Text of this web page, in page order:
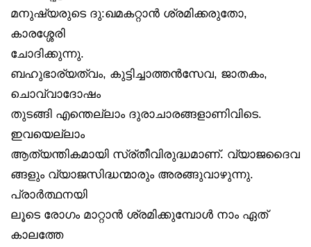
മനുഷ്യരുടെ ദു:ഖമകറ്റാൻ ശ്രമിക്കരുതോ,
കാരശ്ശേരി
ചോദിക്കുന്നു.
ബഹുഭാര്യത്വം, കുട്ടിച്ചാത്തൻസേവ, ജാതകം,
ചൊവ്വാദോഷം
തുടങ്ങി എന്തെല്ലാം ദുരാചാരങ്ങളാണിവിടെ.
ഇവയെല്ലാം
ആത്യന്തികമായി സ്ര്തീവിരുദ്ധമാണ്. വ്യാജദൈവ
ങ്ങളും വ്യാജസിദ്ധന്മാരും അരങ്ങുവാഴുന്നു.
പ്രാർത്ഥനയി
ലൂടെ രോഗം മാറ്റാൻ ശ്രമിക്കുമ്പോൾ നാം ഏത്
കാലത്തേ